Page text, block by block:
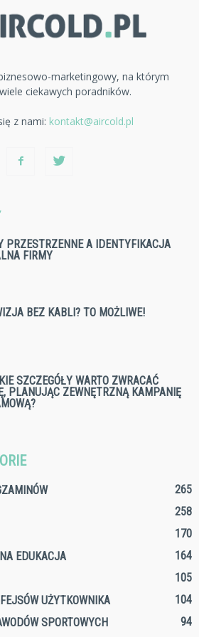
marketingowy, na którym
ciekawych poradników.
z nami: kontakt@aircold.pl
PRZESTRZENNE A IDENTYFIKACJA
FIRMY
BEZ KABLI? TO MOŻLIWE!
SZCZEGÓŁY WARTO ZWRACAĆ
PLANUJĄC ZEWNĘTRZNĄ KAMPANIĘ
265
258
170
EDUKACJA
164
105
UŻYTKOWNIKA
104
SPORTOWYCH
94